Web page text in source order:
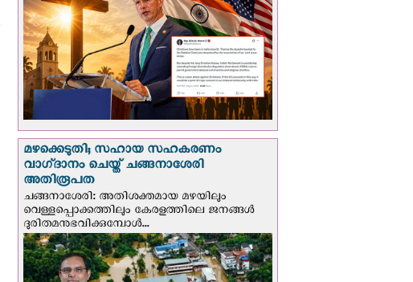
മഴക്കെടുതി; സഹായ സഹകരണം
വാഗ്‌ദാനം ചെയ്ത് ചങ്ങനാശേരി
അതിരൂപത
ചങ്ങനാശേരി: അതിശക്തമായ മഴയിലും
വെള്ളപ്പൊക്കത്തിലും കേരളത്തിലെ ജനങ്ങൾ
ദുരിതമനുഭവിക്കുമ്പോൾ...